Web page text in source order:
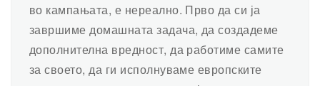
во кампањата, е нереално. Прво да си ја
завршиме домашната задача, да создадеме
дополнителна вредност, да работиме самите
за своето, да ги исполнуваме европските